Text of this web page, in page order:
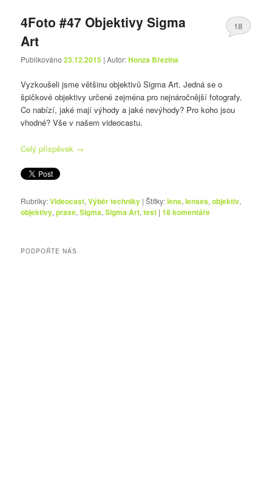
4Foto #47 Objektivy Sigma
Art
Publikováno23.12.2015 | Autor:Honza Březina
18
Vyzkoušeli jsme většinu objektivů Sigma Art. Jedná se o
špičkové objektivy určené zejména pro nejnáročnější fotografy.
Co nabízí, jaké mají výhody a jaké nevýhody? Pro koho jsou
vhodné? Vše v našem videocastu.
Celý příspěvek →
Rubriky:Videocast,Výběr techniky |Štítky:lens,lenses,objektiv,
objektivy,praxe,Sigma,Sigma Art,test |18komentáře
PODPOŘTE NÁS